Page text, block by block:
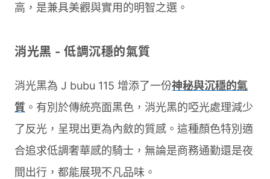
高，是兼具美觀與實用的明智之選。
消光黑 - 低調沉穩的氣質
消光黑為 J bubu 115 增添了一份神秘與沉穩的氣
質 。有別於傳統亮面黑色，消光黑的啞光處理減少
了反光，呈現出更為內斂的質感。這種顏色特別適
合追求低調奢華感的騎士，無論是商務通勤還是夜
間出行，都能展現不凡品味。